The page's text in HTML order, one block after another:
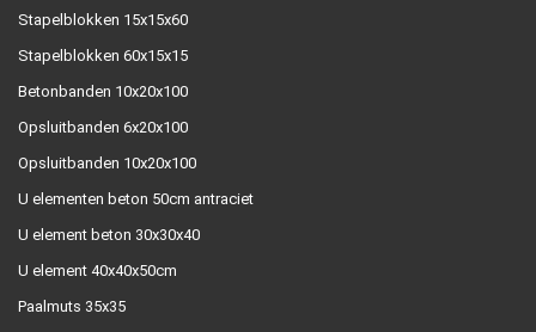
Stapelblokken 15x15x60
Stapelblokken 60x15x15
Betonbanden 10x20x100
Opsluitbanden 6x20x100
Opsluitbanden 10x20x100
U elementen beton 50cm antraciet
U element beton 30x30x40
U element 40x40x50cm
Paalmuts 35x35